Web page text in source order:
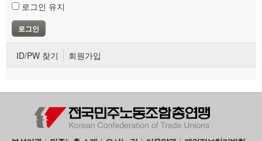
로그인 유지
ID/PW 찾기 회원가입